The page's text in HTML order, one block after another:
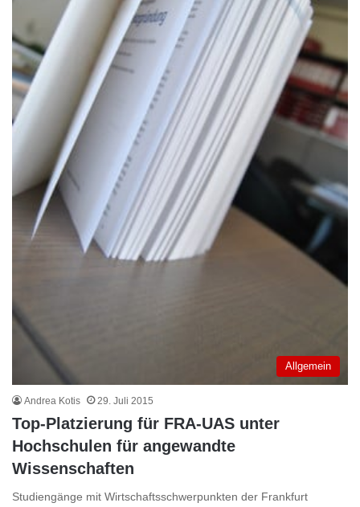
Allgemein
Andrea Kotis 29. Juli 2015
Top-Platzierung für FRA-UAS unter
Hochschulen für angewandte
Wissenschaften
Studiengänge mit Wirtschaftsschwerpunkten der Frankfurt